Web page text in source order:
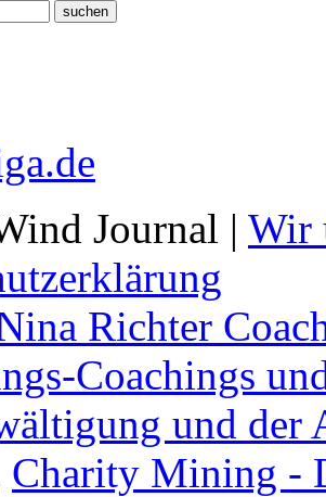
Journal | Wir
Richter
Coachings
und
Charity Mining -